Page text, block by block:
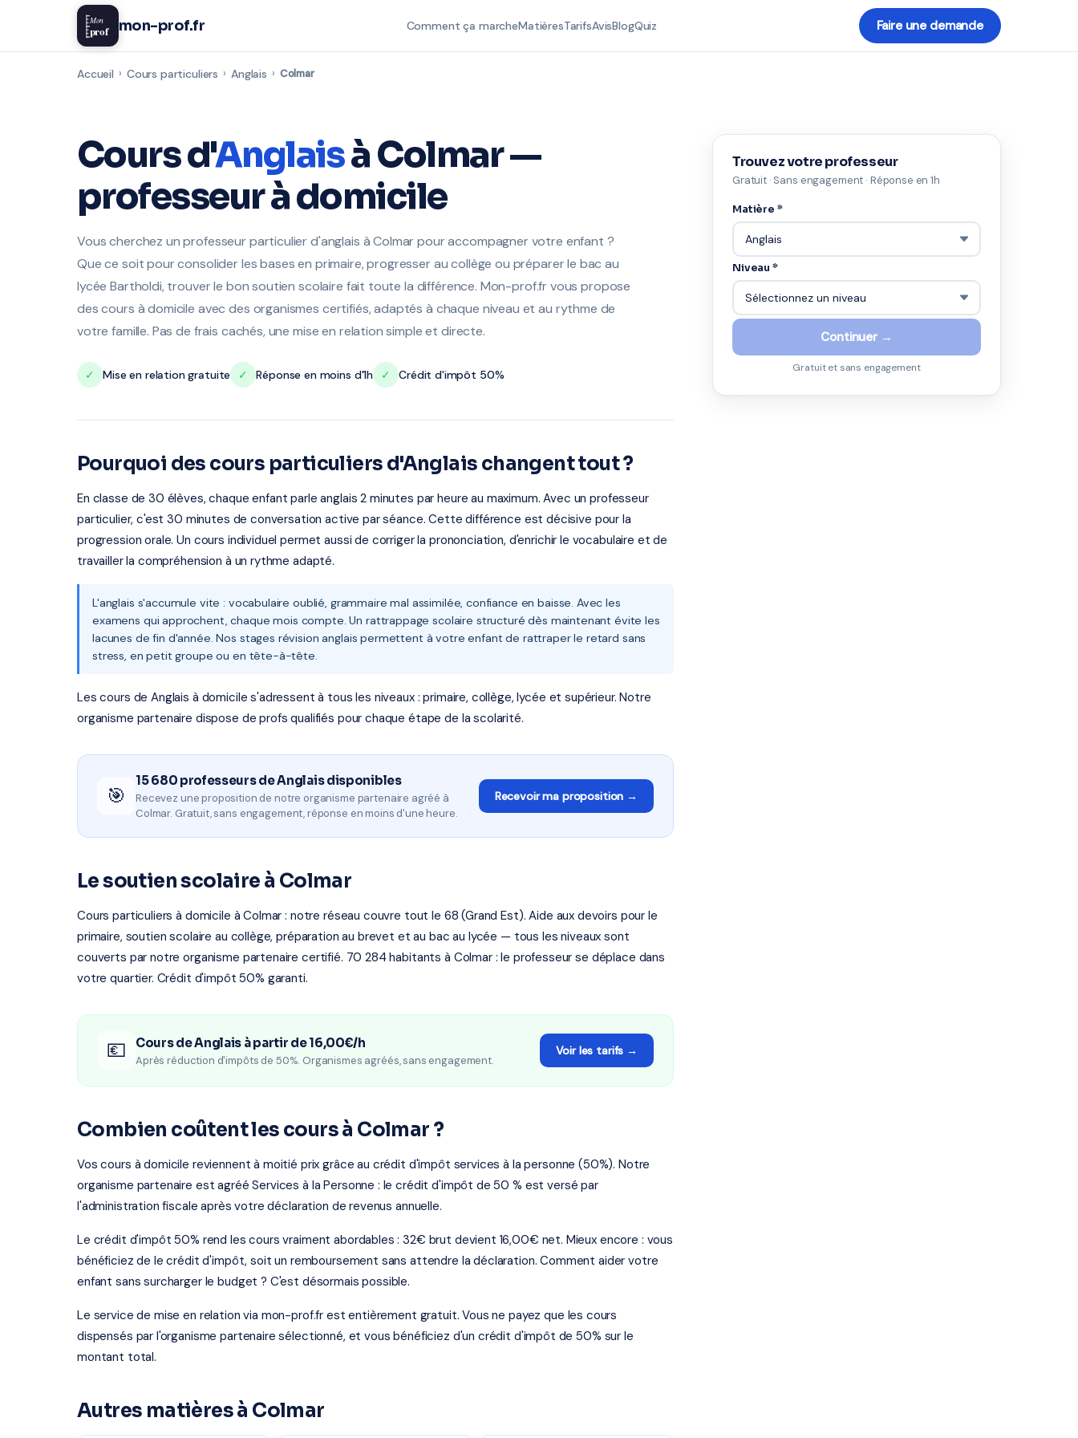
Mon
prof mon-prof.fr Comment ça marcheMatièresTarifsAvisBlogQuiz Faire une demande
Accueil › Cours particuliers › Anglais › Colmar
Cours d'Anglaisà Colmar —
professeur à domicile
Vous cherchez un professeur particulier d'anglais à Colmar pour accompagner votre enfant ?
Que ce soit pour consolider les bases en primaire, progresser au collège ou préparer le bac au
lycée Bartholdi, trouver le bon soutien scolaire fait toute la différence. Mon-prof.fr vous propose
des cours à domicile avec des organismes certifiés, adaptés à chaque niveau et au rythme de
votre famille. Pas de frais cachés, une mise en relation simple et directe.
✓ Mise en relation gratuite ✓ Réponse en moins d'1h ✓ Crédit d'impôt 50%
Pourquoi des cours particuliers d'Anglais changent tout ?
En classe de 30 élèves, chaque enfant parle anglais 2 minutes par heure au maximum. Avec un professeur
particulier, c'est 30 minutes de conversation active par séance. Cette différence est décisive pour la
progression orale. Un cours individuel permet aussi de corriger la prononciation, d'enrichir le vocabulaire et de
travailler la compréhension à un rythme adapté.
L'anglais s'accumule vite : vocabulaire oublié, grammaire mal assimilée, confiance en baisse. Avec les
examens qui approchent, chaque mois compte. Un rattrappage scolaire structuré dès maintenant évite les
lacunes de fin d'année. Nos stages révision anglais permettent à votre enfant de rattraper le retard sans
stress, en petit groupe ou en tête-à-tête.
Les cours de Anglais à domicile s'adressent à tous les niveaux : primaire, collège, lycée et supérieur. Notre
organisme partenaire dispose de profs qualifiés pour chaque étape de la scolarité.
🎯
15 680 professeurs de Anglais disponibles
Recevez une proposition de notre organisme partenaire agréé à
Colmar. Gratuit, sans engagement, réponse en moins d'une heure.
Recevoir ma proposition →
Le soutien scolaire à Colmar
Cours particuliers à domicile à Colmar : notre réseau couvre tout le 68 (Grand Est). Aide aux devoirs pour le
primaire, soutien scolaire au collège, préparation au brevet et au bac au lycée — tous les niveaux sont
couverts par notre organisme partenaire certifié. 70 284 habitants à Colmar : le professeur se déplace dans
votre quartier. Crédit d'impôt 50% garanti.
💶 Cours de Anglais à partir de 16,00€/h
Après réduction d'impôts de 50%. Organismes agréés, sans engagement.
Voir les tarifs →
Combien coûtent les cours à Colmar ?
Vos cours à domicile reviennent à moitié prix grâce au crédit d'impôt services à la personne (50%). Notre
organisme partenaire est agréé Services à la Personne : le crédit d'impôt de 50 % est versé par
l'administration fiscale après votre déclaration de revenus annuelle.
Le crédit d'impôt 50% rend les cours vraiment abordables : 32€ brut devient 16,00€ net. Mieux encore : vous
bénéficiez de le crédit d'impôt, soit un remboursement sans attendre la déclaration. Comment aider votre
enfant sans surcharger le budget ? C'est désormais possible.
Le service de mise en relation via mon-prof.fr est entièrement gratuit. Vous ne payez que les cours
dispensés par l'organisme partenaire sélectionné, et vous bénéficiez d'un crédit d'impôt de 50% sur le
montant total.
Autres matières à Colmar
Trouvez votre professeur
Gratuit · Sans engagement · Réponse en 1h
Matière *
Niveau *
Continuer →
Gratuit et sans engagement